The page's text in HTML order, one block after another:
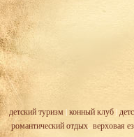
детский туризм| конный клуб|
романтический отдых, верховая